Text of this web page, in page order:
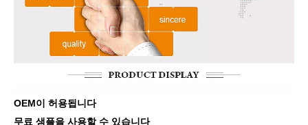
OEM이 허용됩니다
무료 샘플을 사용할 수 있습니다